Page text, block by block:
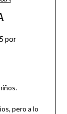
por
pero a lo